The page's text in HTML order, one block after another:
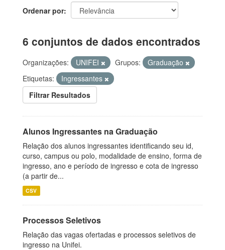
Ordenar por
6 conjuntos de dados encontrados
Organizações: UNIFEI Grupos:
Graduação
Etiquetas:
Ingressantes
Filtrar Resultados
Alunos Ingressantes na Graduação
Relação dos alunos ingressantes identificando seu id,
curso, campus ou polo, modalidade de ensino, forma de
ingresso, ano e período de ingresso e cota de ingresso
(a partir de...
CSV
Processos Seletivos
Relação das vagas ofertadas e processos seletivos de
ingresso na Unifei.